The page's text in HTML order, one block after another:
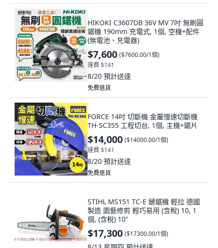
HIKOKI C3607DB 36V MV 7吋 無刷圓
鋸機 190mm 充電式, 1個, 空機+配件
(無電池、充電器)
$7,600 ($7600.00/1個)
運費 $141
8/20 預計送達
免費退貨
FORCE 14吋 切斷機 金屬慢速切斷機
TH-SC355 工程切台, 1個, 主機+鋸片
$14,000 ($14000.00/1個)
運費 $141
8/20 預計送達
免費退貨
STIHL MS151 TC-E 鏈鋸機 輕拉 德國
製造 園藝修剪 輕巧易用 (含稅) 10, 1
個, (含稅) 10"
$17,300 ($17300.00/1個)